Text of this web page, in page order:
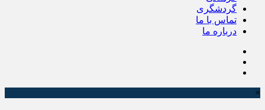
گردشگری
تماس با ما
درباره ما
×